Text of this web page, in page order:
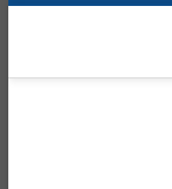
Skip